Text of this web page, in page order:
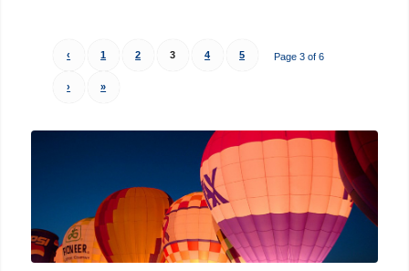
Page 3 of 6
‹ 1 2 3 4 5
› »